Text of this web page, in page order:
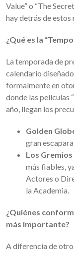
Value” o “The
hay detrás de estos
¿Qué es la
La temporada de
calendario
formalmente en
donde las películas
año, llegan los
Golden
gran
Los Gremios
más fiables,
Actores o
la Academia.
¿Quiénes
más importante?
A diferencia de